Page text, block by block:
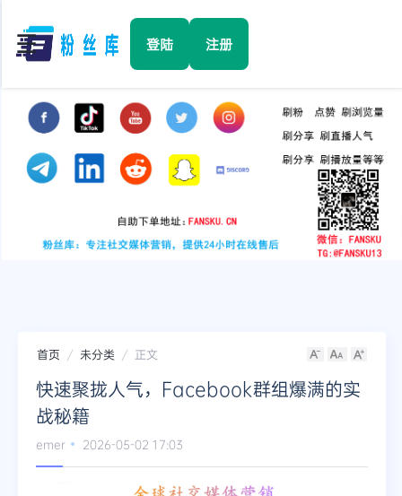
☰ 登陆 注册
Facebook
TikTok
YouTube
Twitter
首页 未分类 正文
快速聚拢人气，Facebook群组爆满的实
战秘籍
emer 2026-05-02 17:03